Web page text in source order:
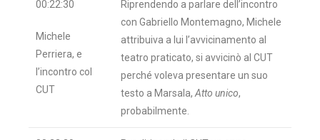
00:22:30
Michele
Perriera, e
l’incontro col
CUT
Riprendendo a parlare dell’incontro
con Gabriello Montemagno, Michele
attribuiva a lui l’avvicinamento al
teatro praticato, si avvicinò al CUT
perché voleva presentare un suo
testo a Marsala, Atto unico,
probabilmente.